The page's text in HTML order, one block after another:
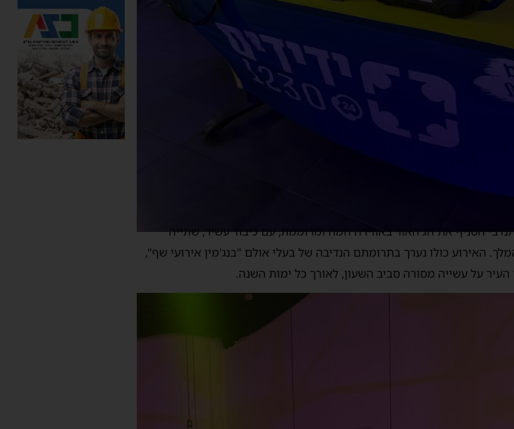
מתנדבי הסניף את חג האור באווירה חמה ומרוממת, עם כיבוד עשיר, שתייה
האירוע כולו נערך בתרומתם הנדיבה של בעלי אולם "בנג'מין אירועי שף”,
על עשייה מסורה סביב השעון, לאורך כל ימות השנה.